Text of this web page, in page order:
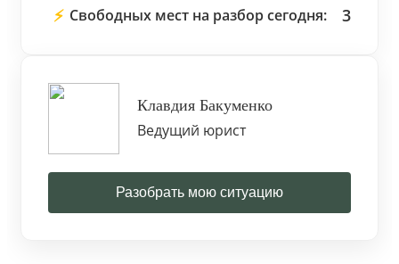
⚡ Свободных мест на разбор сегодня: 3
Клавдия Бакуменко
Ведущий юрист
Разобрать мою ситуацию